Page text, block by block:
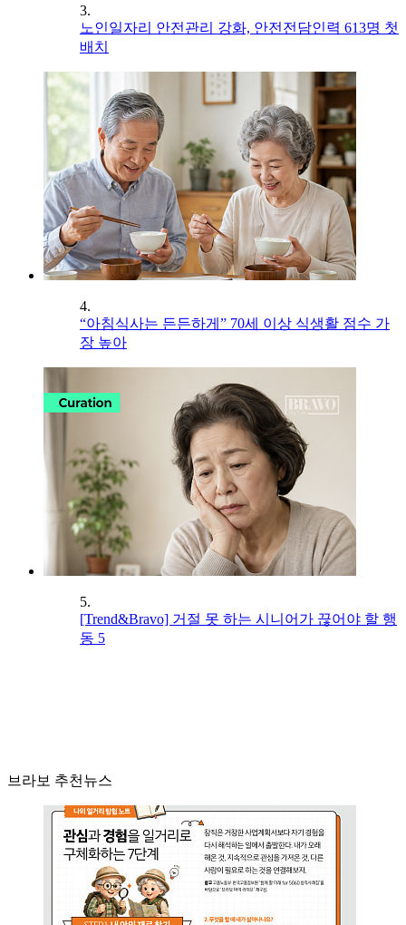
3.
노인일자리 안전관리 강화, 안전전담인력 613명 첫
배치
4.
“아침식사는 든든하게” 70세 이상 식생활 점수 가
장 높아
5.
[Trend&Bravo] 거절 못 하는 시니어가 끊어야 할 행
동 5
브라보 추천뉴스